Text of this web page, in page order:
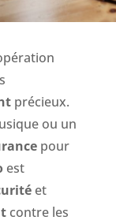
précieux.
ou un
pour
est
et
contre les